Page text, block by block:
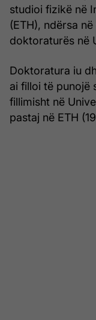
studioi fizikë në
(ETH), ndërsa
doktoraturës në
Doktoratura iu
ai filloi të punojë
fillimisht në
pastaj në ETH